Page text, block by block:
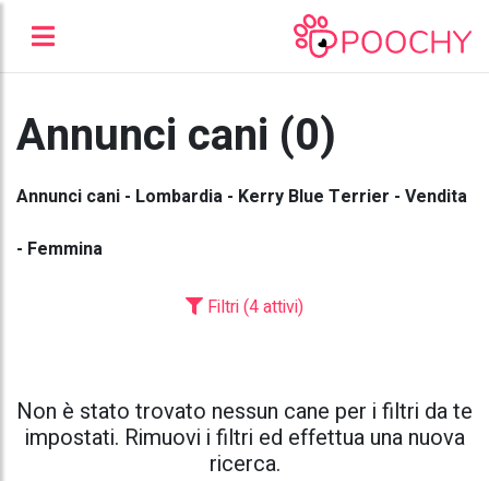
Annunci cani (0)
Annunci cani - Lombardia - Kerry Blue Terrier - Vendita
- Femmina
Filtri (4 attivi)
Non è stato trovato nessun cane per i filtri da te
impostati. Rimuovi i filtri ed effettua una nuova
ricerca.